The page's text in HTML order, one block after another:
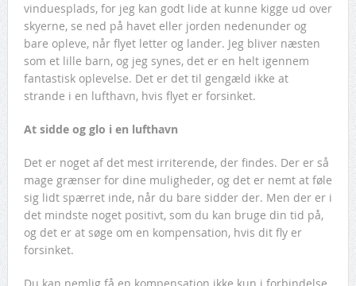
vinduesplads, for jeg kan godt lide at kunne kigge ud over
skyerne, se ned på havet eller jorden nedenunder og
bare opleve, når flyet letter og lander. Jeg bliver næsten
som et lille barn, og jeg synes, det er en helt igennem
fantastisk oplevelse. Det er det til gengæld ikke at
strande i en lufthavn, hvis flyet er forsinket.
At sidde og glo i en lufthavn
Det er noget af det mest irriterende, der findes. Der er så
mage grænser for dine muligheder, og det er nemt at føle
sig lidt spærret inde, når du bare sidder der. Men der er i
det mindste noget positivt, som du kan bruge din tid på,
og det er at søge om en kompensation, hvis dit fly er
forsinket.